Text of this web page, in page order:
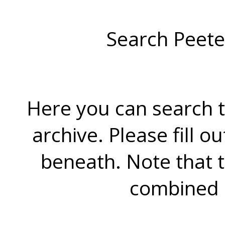
Search
Here you can search
archive. Please fill
beneath. Note that
combined